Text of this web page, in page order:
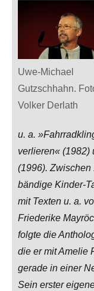
Uwe-Michael
Gutzschhahn.
Volker Derlath
u. a.
verlieren« (1982)
(1996). Zwischen
bändige Kinder-
mit Texten u. a.
Friederike
folgte die
die er mit Amelie
gerade in einer
Sein erster